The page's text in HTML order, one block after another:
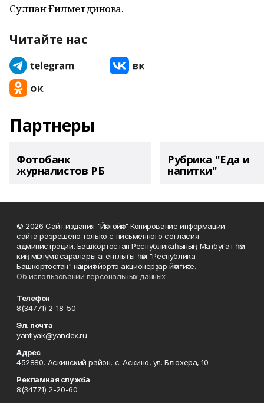
Сулпан Ғилметдинова.
Читайте нас
Партнеры
Фотобанк
журналистов РБ
Рубрика "Еда и
напитки"
© 2026 Сайт издания "Йәнтөйәк" Копирование информации
сайта разрешено только с письменного согласия
администрации. Башҡортостан Республикаһының Матбуғат һәм
киң мәғлүмәт саралары агентлығы һәм "Республика
Башкортостан" нәшриәт йорто акционерҙар йәмғиәте.
Об использовании персональных данных
Телефон
8(34771) 2-18-50
Эл. почта
yantiyak@yandex.ru
Адрес
452880, Аскинский район, с. Аскино, ул. Блюхера, 10
Рекламная служба
8(34771) 2-20-60